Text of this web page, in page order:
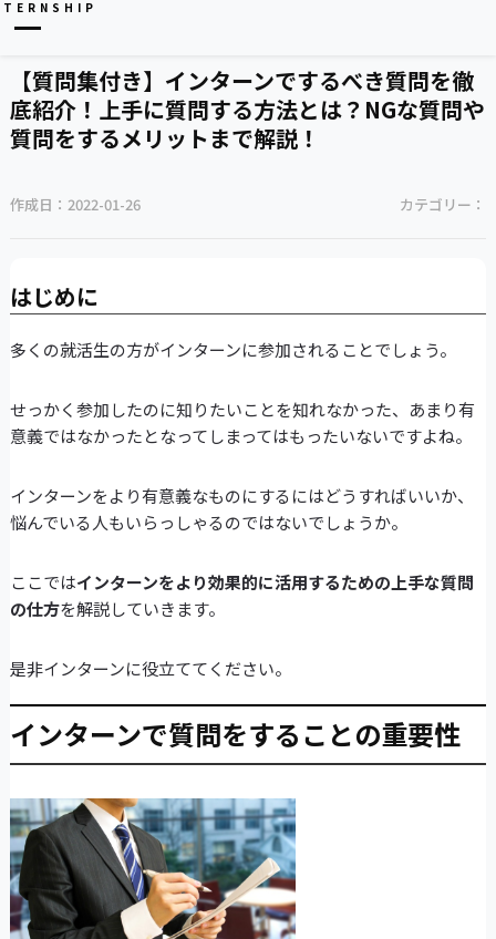
【質問集付き】インターンでするべき質問を徹
底紹介！上手に質問する方法とは？NGな質問や
質問をするメリットまで解説！
作成日： 2022-01-26 カテゴリー：
はじめに
多くの就活生の方がインターンに参加されることでしょう。
せっかく参加したのに知りたいことを知れなかった、あまり有
意義ではなかったとなってしまってはもったいないですよね。
インターンをより有意義なものにするにはどうすればいいか、
悩んでいる人もいらっしゃるのではないでしょうか。
ここではインターンをより効果的に活用するための上手な質問
の仕方を解説していきます。
是非インターンに役立ててください。
インターンで質問をすることの重要性